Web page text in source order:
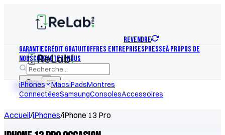
REVENDRE
GarantieCrédit GratuitOffres EntreprisesPresseÀ Propos de
nousContactez-nous
FR
REVENDRE
iPhones MacsiPadsMontres
ConnectéesSamsungConsolesAccessoires
Accueil/iPhones/iPhone 13 Pro